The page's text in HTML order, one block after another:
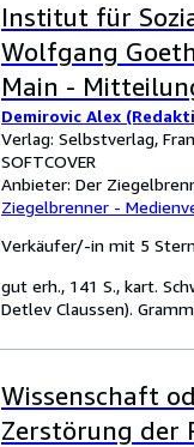
Institut für
Wolfgang
Main -
Demirovic Alex
Verlag: Selbstverlag,
SOFTCOVER
Anbieter: Der
Ziegelbrenner -
Verkäufer/-in mit 5
gut erh., 141 S., kart.
Detlev Claussen).
Wissenschaft
Zerstörung der